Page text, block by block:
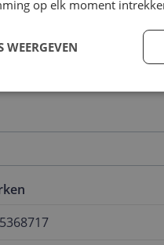
prijsupdate
op elk moment
WEERGEVEN